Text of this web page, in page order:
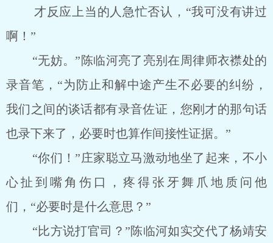
才反应上当的人急忙否认，“我可没有讲过
啊！”
“无妨。”陈临河亮了亮别在周律师衣襟处的
录音笔，“为防止和解中途产生不必要的纠纷，
我们之间的谈话都有录音佐证，您刚才的那句话
也录下来了，必要时也算作间接性证据。”
“你们！”庄家聪立马激动地坐了起来，不小
心扯到嘴角伤口，疼得张牙舞爪地质问他
们，“必要时是什么意思？”
“比方说打官司？”陈临河如实交代了杨靖安